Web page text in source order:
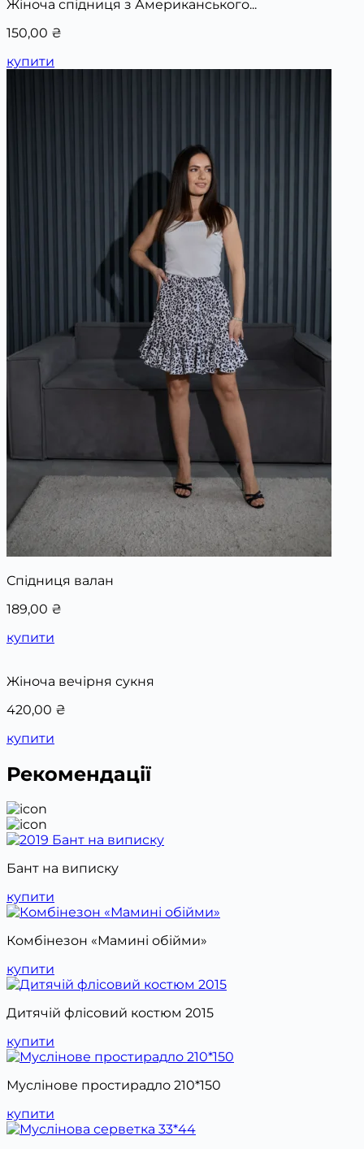
Жіноча спідниця з Американського...
150,00 ₴
купити
Спідниця валан
189,00 ₴
купити
Жіноча вечірня сукня
420,00 ₴
купити
Рекомендації
Бант на виписку
купити
Комбінезон «Мамині обійми»
купити
Дитячій флісовий костюм 2015
купити
Муслінове простирадло 210*150
купити